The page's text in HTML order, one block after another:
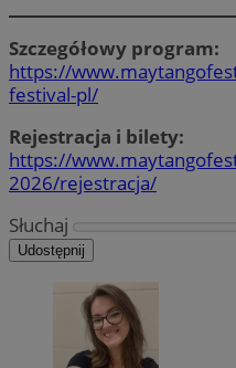
Szczegółowy program:
https://
festival-pl/
Rejestracja i bilety:
https://
2026/rejestracja/
Słuchaj
Udostępnij